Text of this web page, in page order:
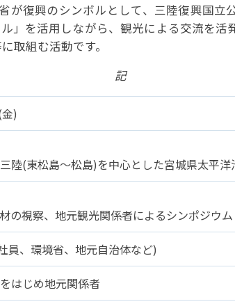
躍推進
の女性の働き方改革
って何? 正しく理解して
務に関する取引額の報告につい
行取引について
配
情や相談対応
からの質問、苦情・相談
例索引
報告2025 (事例集)
報告2024 (事例集)
報告2023 (事例集)
資
経
議事次第
会
・観光地情報
NAVI 渡航関連情報
が復興のシンボルとして、三陸復興国立
」を活用しながら、観光による交流を
取組む活動です。
記
)
陸(東松島～松島)を中心とした宮城県太平洋
の視察、地元観光関係者によるシンポジウム
員、環境省、地元自治体など)
はじめ地元関係者